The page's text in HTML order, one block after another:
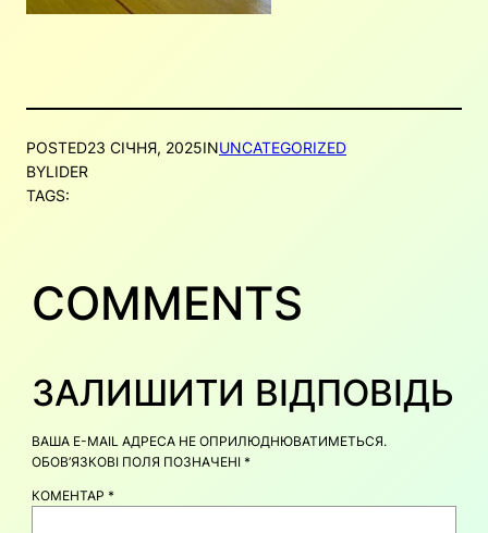
POSTED23 СІЧНЯ, 2025INUNCATEGORIZED
BYLIDER
TAGS:
COMMENTS
ЗАЛИШИТИ ВІДПОВІДЬ
ВАША E-MAIL АДРЕСА НЕ ОПРИЛЮДНЮВАТИМЕТЬСЯ.
ОБОВ’ЯЗКОВІ ПОЛЯ ПОЗНАЧЕНІ *
КОМЕНТАР *